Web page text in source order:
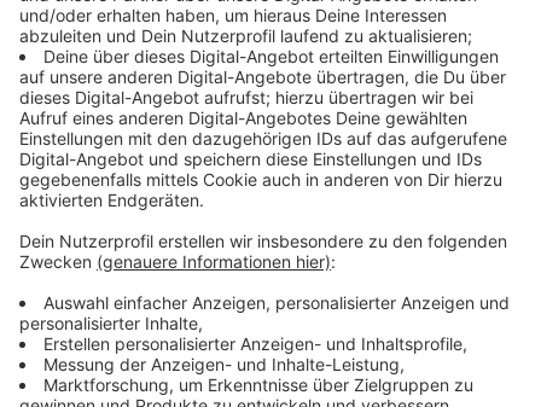
Immer auf dem Laufenden
bleiben!
Verpass' nichts mehr - mit unserem kostenlosen
ANTENNE BAYERN Newsletter. Ob Nachrichten,
Lifestyle oder unsere neuesten Aktionen - wir
informieren dich.
Zum Newsletter anmelden